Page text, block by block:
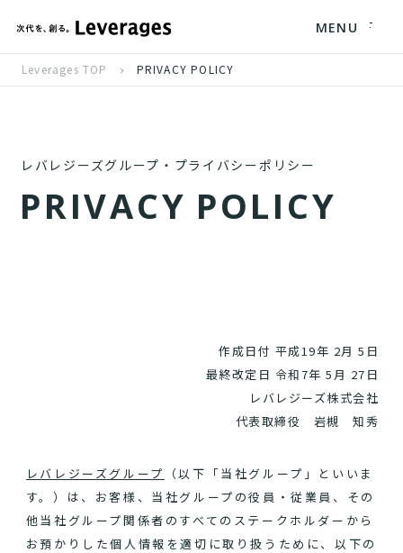
MENU
Leverages TOP PRIVACY POLICY
レバレジーズグループ・プライバシーポリシー
PRIVACY POLICY
作成日付 平成19年 2月 5日
最終改定日 令和7年 5月 27日
レバレジーズ株式会社
代表取締役 岩槻 知秀
レバレジーズグループ
（以下「当社グループ」といいま
す。）は、お客様、当社グループの役員・従業員、その
他当社グループ関係者のすべてのステークホルダーから
お預かりした個人情報を適切に取り扱うために、以下の